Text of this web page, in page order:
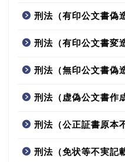
刑法（有印公文書偽
刑法（有印公文書変
刑法（無印公文書偽
刑法（虚偽公文書作
刑法（公正証書原本
刑法（免状等不実記